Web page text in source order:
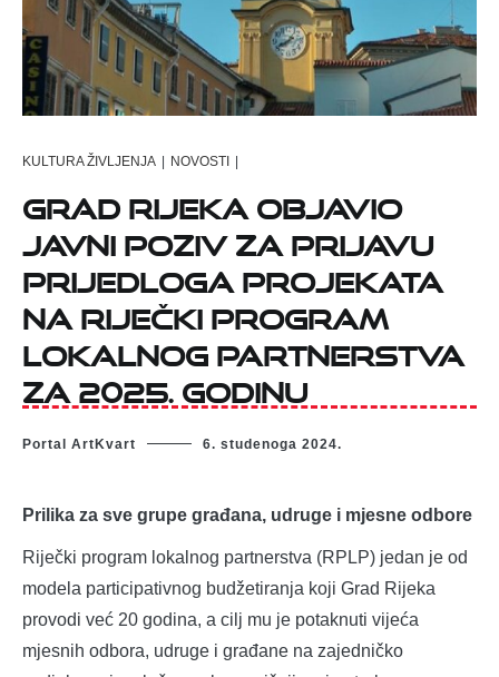
KULTURA ŽIVLJENJA | NOVOSTI |
Grad Rijeka objavio
Javni poziv za prijavu
prijedloga projekata
na Riječki program
lokalnog partnerstva
za 2025. godinu
Portal ArtKvart 6. studenoga 2024.
Prilika za sve grupe građana, udruge i mjesne odbore
Riječki program lokalnog partnerstva (RPLP) jedan je od
modela participativnog budžetiranja koji Grad Rijeka
provodi već 20 godina, a cilj mu je potaknuti vijeća
mjesnih odbora, udruge i građane na zajedničko